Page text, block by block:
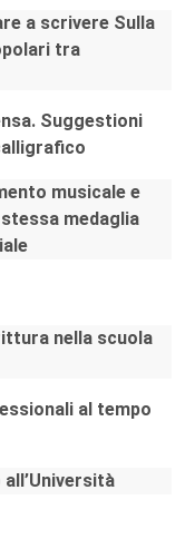
a scrivere Sulla
tra
Suggestioni
musicale e
medaglia
nella scuola
al tempo